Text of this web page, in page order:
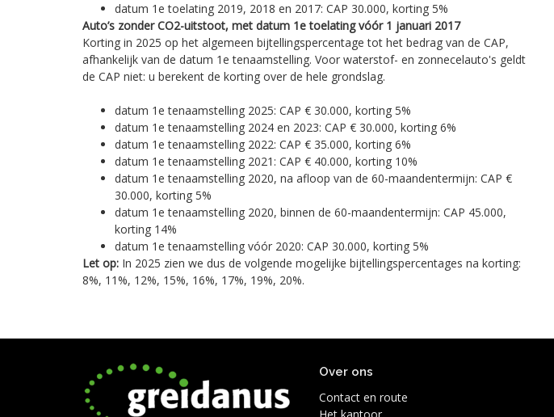
datum 1e toelating 2019, 2018 en 2017: CAP 30.000, korting 5%
Auto’s zonder CO2-uitstoot, met datum 1e toelating vóór 1 januari 2017
Korting in 2025 op het algemeen bijtellingspercentage tot het bedrag van de CAP,
afhankelijk van de datum 1e tenaamstelling. Voor waterstof- en zonnecelauto's geldt
de CAP niet: u berekent de korting over de hele grondslag.
datum 1e tenaamstelling 2025: CAP € 30.000, korting 5%
datum 1e tenaamstelling 2024 en 2023: CAP € 30.000, korting 6%
datum 1e tenaamstelling 2022: CAP € 35.000, korting 6%
datum 1e tenaamstelling 2021: CAP € 40.000, korting 10%
datum 1e tenaamstelling 2020, na afloop van de 60-maandentermijn: CAP €
30.000, korting 5%
datum 1e tenaamstelling 2020, binnen de 60-maandentermijn: CAP 45.000,
korting 14%
datum 1e tenaamstelling vóór 2020: CAP 30.000, korting 5%
Let op: In 2025 zien we dus de volgende mogelijke bijtellingspercentages na korting:
8%, 11%, 12%, 15%, 16%, 17%, 19%, 20%.
Over ons
Contact en route